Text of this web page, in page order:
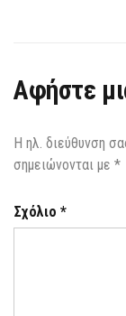
Αφήστε
Η ηλ. διεύθυνση
σημειώνονται με *
Σχόλιο *